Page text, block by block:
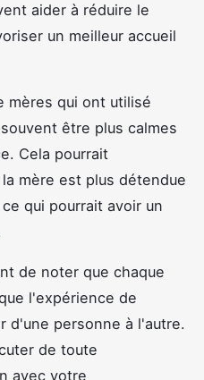
aider à réduire le
un meilleur accueil
mères qui ont utilisé
être plus calmes
Cela pourrait
mère est plus détendue
qui pourrait avoir un
de noter que chaque
l'expérience de
d'une personne à l'autre.
de toute
avec votre